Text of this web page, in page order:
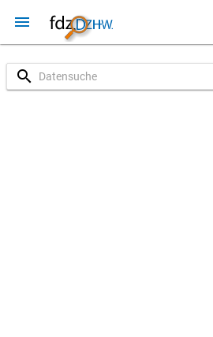
menu
search